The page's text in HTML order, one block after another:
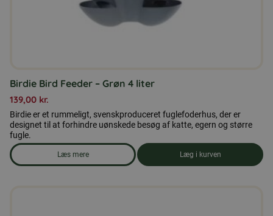
Birdie Bird Feeder – Grøn 4 liter
139,00 kr.
Birdie er et rummeligt, svenskproduceret fuglefoderhus, der er
designet til at forhindre uønskede besøg af katte, egern og større
fugle.
Læs mere
om produkten Birdie Bird Feeder - Grøn 4 liter
Læg i kurven